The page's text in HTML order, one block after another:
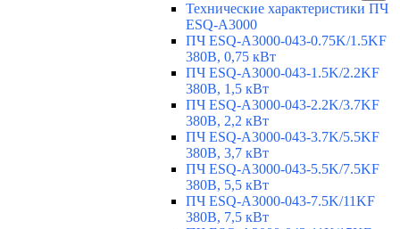
Технические характеристики ПЧ
ESQ-A3000
ПЧ ESQ-A3000-043-0.75K/1.5KF
380В, 0,75 кВт
ПЧ ESQ-A3000-043-1.5K/2.2KF
380В, 1,5 кВт
ПЧ ESQ-A3000-043-2.2K/3.7KF
380В, 2,2 кВт
ПЧ ESQ-A3000-043-3.7K/5.5KF
380В, 3,7 кВт
ПЧ ESQ-A3000-043-5.5K/7.5KF
380В, 5,5 кВт
ПЧ ESQ-A3000-043-7.5K/11KF
380В, 7,5 кВт